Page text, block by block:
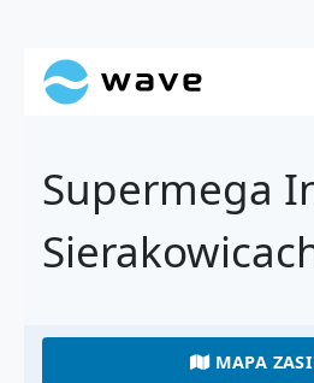
Supermega
MAPA